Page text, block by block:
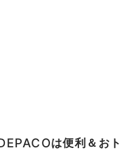
は便利＆お